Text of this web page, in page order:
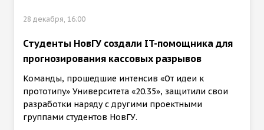
28 декабря, 16:00
Студенты НовГУ создали IT-помощника для
прогнозирования кассовых разрывов
Команды, прошедшие интенсив «От идеи к
прототипу» Университета «20.35», защитили свои
разработки наряду с другими проектными
группами студентов НовГУ.